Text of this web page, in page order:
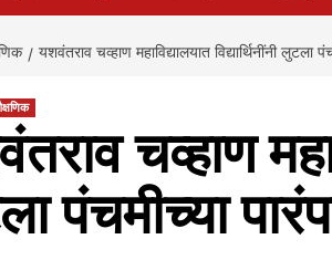
यशवंतराव चव्हाण महाविद्यालयात विद्यार्थिनींनी
चव्हाण
पंचमीच्या